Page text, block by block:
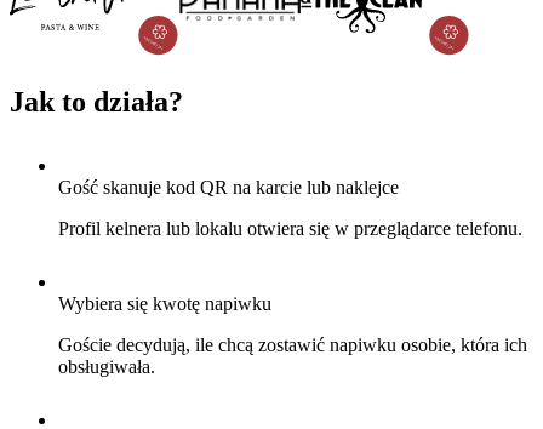
Jak to działa?
Gość skanuje kod QR na karcie lub naklejce
Profil kelnera lub lokalu otwiera się w przeglądarce telefonu.
Wybiera się kwotę napiwku
Goście decydują, ile chcą zostawić napiwku osobie, która ich
obsługiwała.